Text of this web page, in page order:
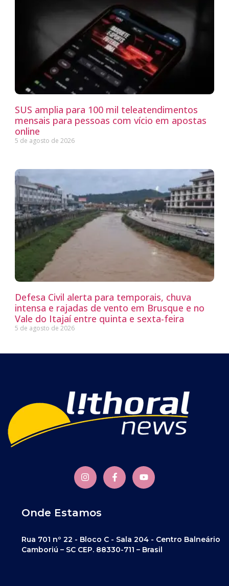
SUS amplia para 100 mil teleatendimentos
mensais para pessoas com vício em apostas
online
5 de agosto de 2026
Defesa Civil alerta para temporais, chuva
intensa e rajadas de vento em Brusque e no
Vale do Itajaí entre quinta e sexta-feira
5 de agosto de 2026
Onde Estamos
Rua 701 nº 22 - Bloco C - Sala 204 - Centro Balneário
Camboriú – SC CEP. 88330-711 – Brasil